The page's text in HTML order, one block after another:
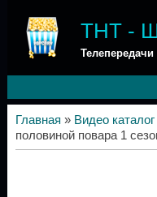
ТНТ -
Главная » Видео каталог
половиной повара 1